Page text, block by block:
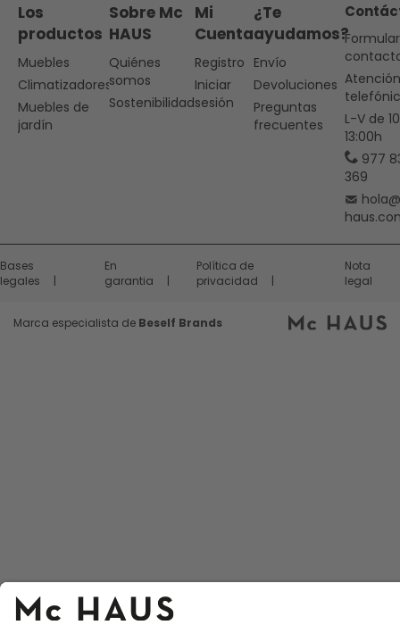
Los
productos
Muebles
Climatizadores
Muebles de
jardín
Sobre Mc
HAUS
Quiénes
somos
Sostenibilidad
Mi
Cuenta
Registro
Iniciar
sesión
¿Te
ayudamos?
Envío
Devoluciones
Preguntas
frecuentes
Atención
L-V de
13:00h
977
369
Bases
legales
En
garantia
Política de
privacidad
Nota
legal
Marca especialista de Beself Brands